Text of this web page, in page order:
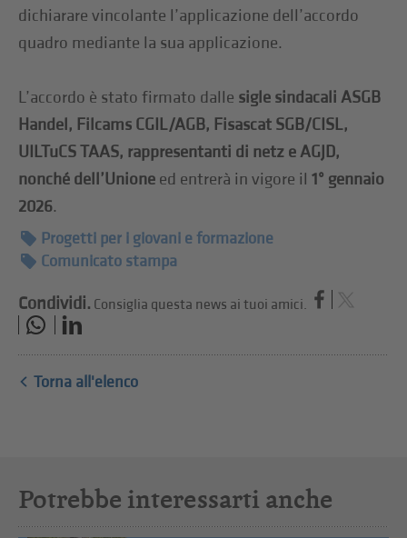
dichiarare vincolante l’applicazione dell’accordo
quadro mediante la sua applicazione.
L’accordo è stato firmato dalle sigle sindacali ASGB
Handel, Filcams CGIL/AGB, Fisascat SGB/CISL,
UILTuCS TAAS, rappresentanti di netz e AGJD,
nonché dell’Unione ed entrerà in vigore il1° gennaio
2026.
Progetti per i giovani e formazione
Comunicato stampa
Condividi. Consiglia questa news ai tuoi amici.
Torna all'elenco
Potrebbe interessarti anche